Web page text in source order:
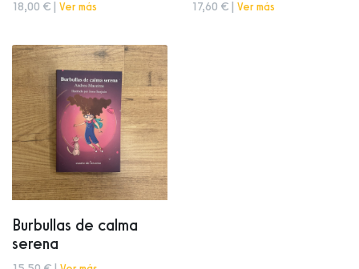
18,00 € | Ver más 17,60 € | Ver más
Burbullas de calma
serena